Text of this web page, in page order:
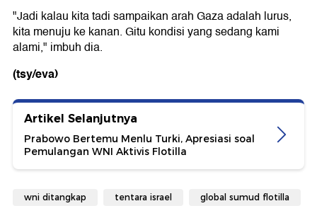
"Jadi kalau kita tadi sampaikan arah Gaza adalah lurus,
kita menuju ke kanan. Gitu kondisi yang sedang kami
alami," imbuh dia.
(tsy/eva)
Artikel Selanjutnya
Prabowo Bertemu Menlu Turki, Apresiasi soal
Pemulangan WNI Aktivis Flotilla
wni ditangkap tentara israel global sumud flotilla